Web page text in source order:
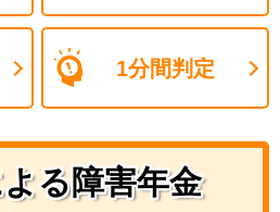
1分間判定
る障害年金